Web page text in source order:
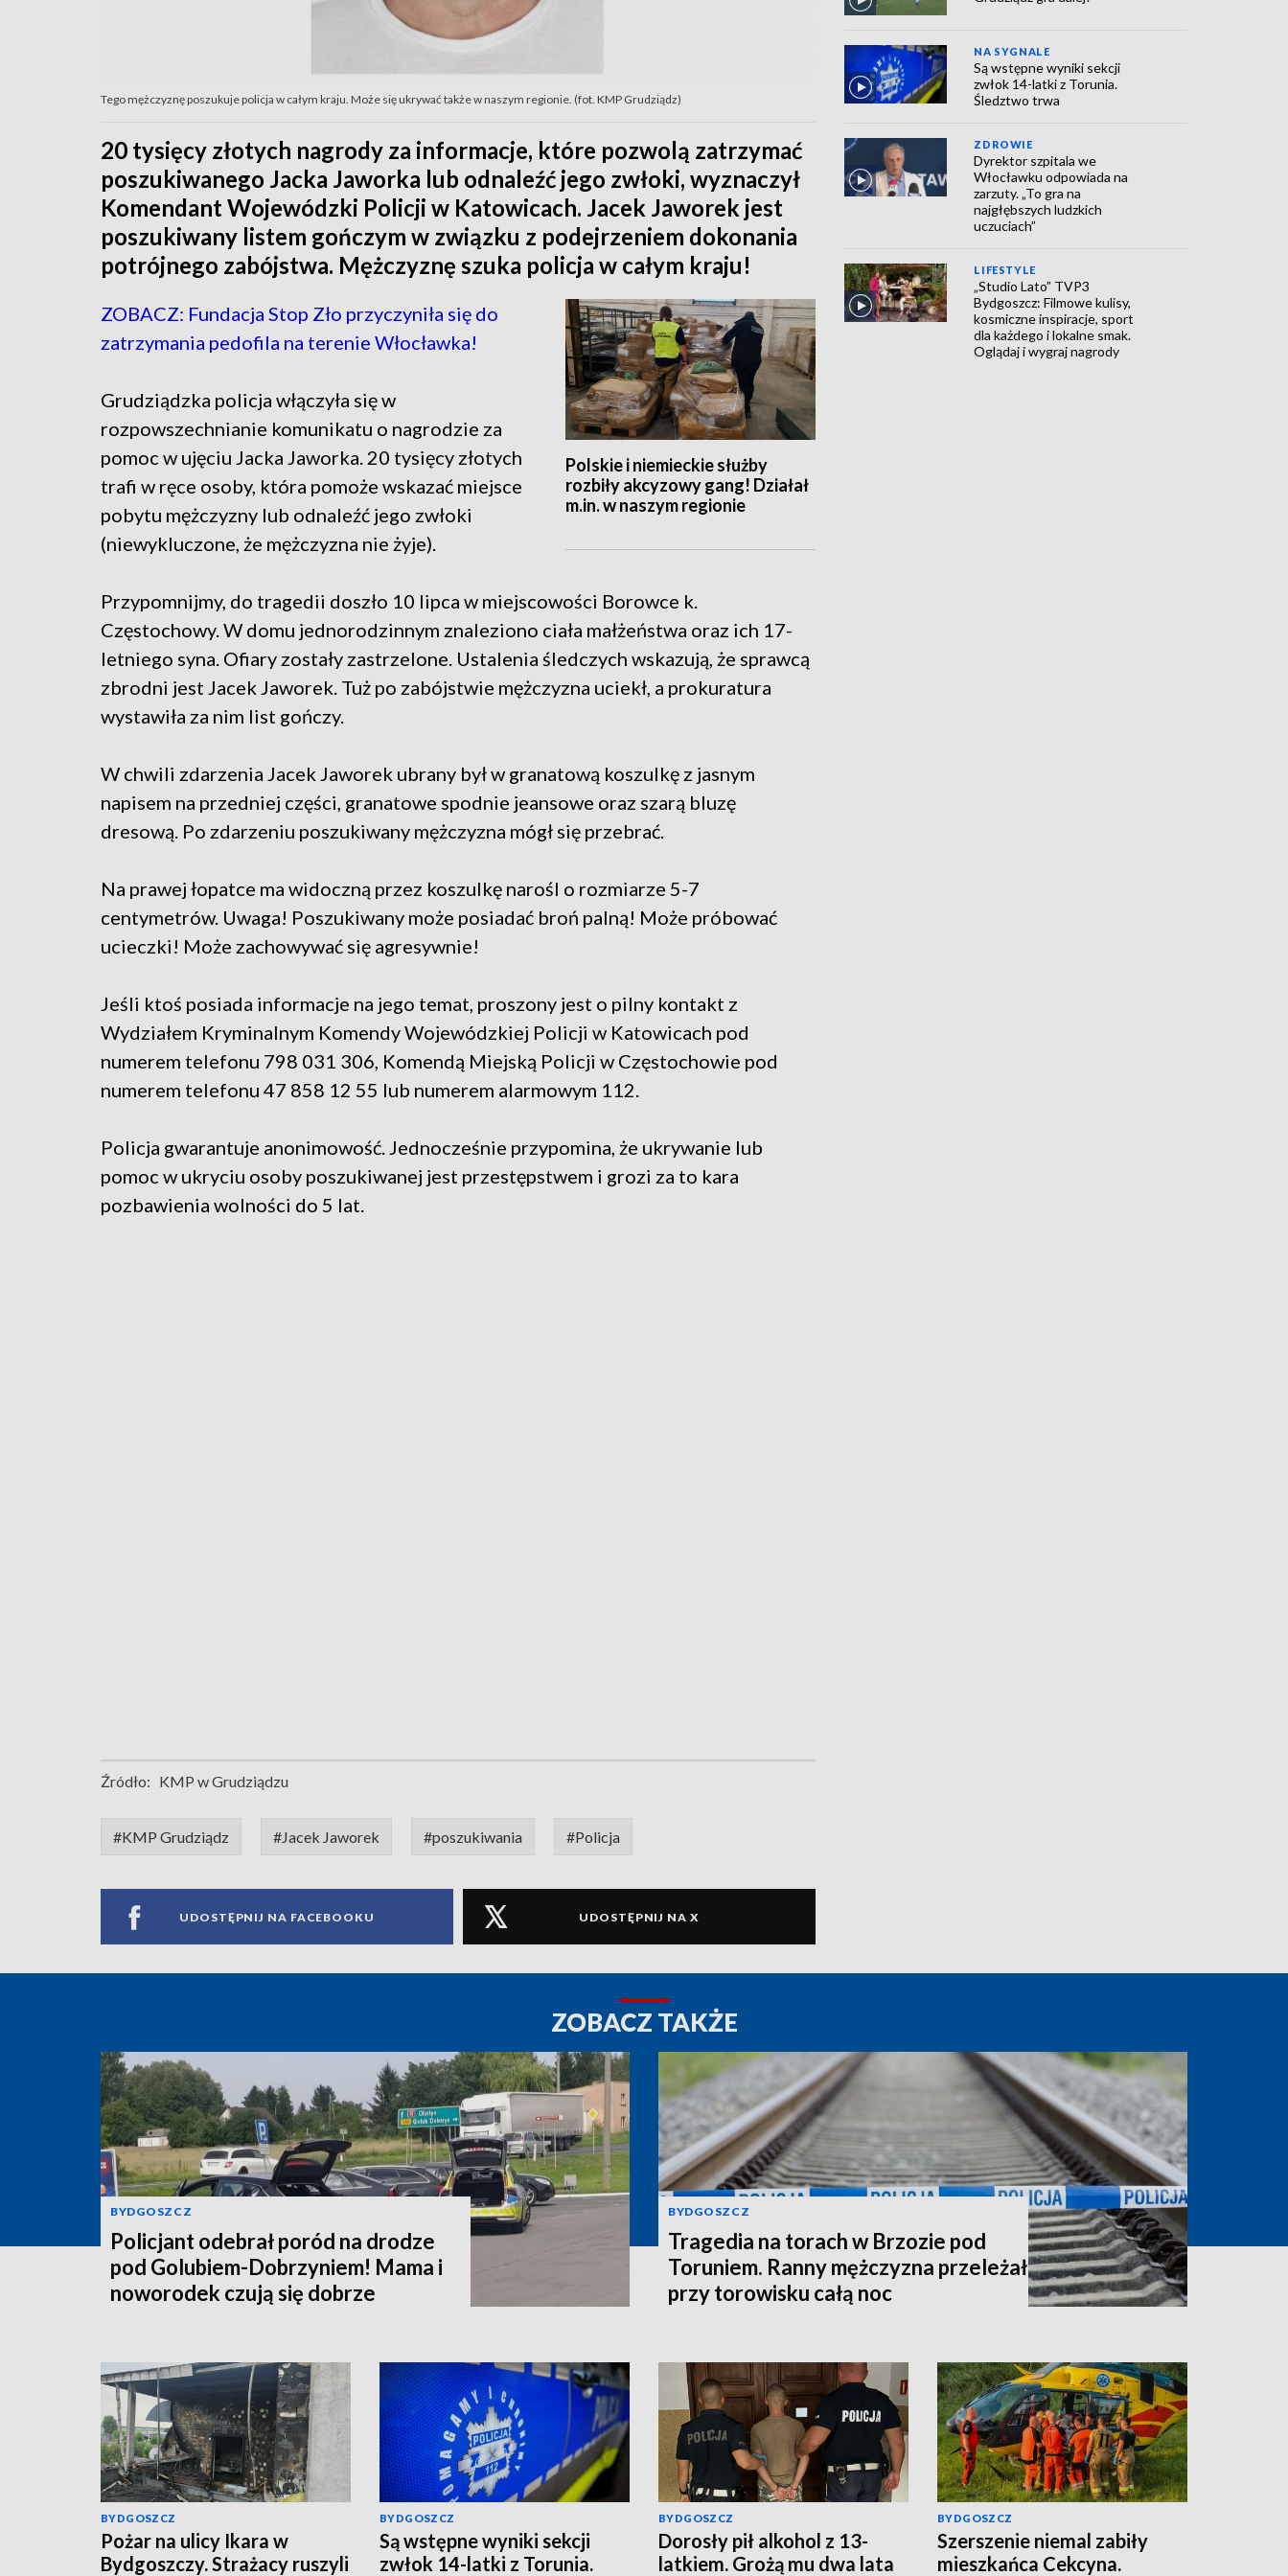
Tego mężczyznę poszukuje policja w całym kraju. Może się ukrywać także w naszym regionie. (fot. KMP Grudziądz)
20 tysięcy złotych nagrody za informacje, które pozwolą zatrzymać
poszukiwanego Jacka Jaworka lub odnaleźć jego zwłoki, wyznaczył
Komendant Wojewódzki Policji w Katowicach. Jacek Jaworek jest
poszukiwany listem gończym w związku z podejrzeniem dokonania
potrójnego zabójstwa. Mężczyznę szuka policja w całym kraju!
Polskie i niemieckie służby
rozbiły akcyzowy gang! Działał
m.in. w naszym regionie
ZOBACZ: Fundacja Stop Zło przyczyniła się do
zatrzymania pedofila na terenie Włocławka!
Grudziądzka policja włączyła się w
rozpowszechnianie komunikatu o nagrodzie za
pomoc w ujęciu Jacka Jaworka. 20 tysięcy złotych
trafi w ręce osoby, która pomoże wskazać miejsce
pobytu mężczyzny lub odnaleźć jego zwłoki
(niewykluczone, że mężczyzna nie żyje).
Przypomnijmy, do tragedii doszło 10 lipca w miejscowości Borowce k.
Częstochowy. W domu jednorodzinnym znaleziono ciała małżeństwa oraz ich 17-
letniego syna. Ofiary zostały zastrzelone. Ustalenia śledczych wskazują, że sprawcą
zbrodni jest Jacek Jaworek. Tuż po zabójstwie mężczyzna uciekł, a prokuratura
wystawiła za nim list gończy.
W chwili zdarzenia Jacek Jaworek ubrany był w granatową koszulkę z jasnym
napisem na przedniej części, granatowe spodnie jeansowe oraz szarą bluzę
dresową. Po zdarzeniu poszukiwany mężczyzna mógł się przebrać.
Na prawej łopatce ma widoczną przez koszulkę narośl o rozmiarze 5-7
centymetrów. Uwaga! Poszukiwany może posiadać broń palną! Może próbować
ucieczki! Może zachowywać się agresywnie!
Jeśli ktoś posiada informacje na jego temat, proszony jest o pilny kontakt z
Wydziałem Kryminalnym Komendy Wojewódzkiej Policji w Katowicach pod
numerem telefonu 798 031 306, Komendą Miejską Policji w Częstochowie pod
numerem telefonu 47 858 12 55 lub numerem alarmowym 112.
Policja gwarantuje anonimowość. Jednocześnie przypomina, że ukrywanie lub
pomoc w ukryciu osoby poszukiwanej jest przestępstwem i grozi za to kara
pozbawienia wolności do 5 lat.
Źródło: KMP w Grudziądzu
#KMP Grudziądz #Jacek Jaworek #poszukiwania #Policja
UDOSTĘPNIJ NA FACEBOOKU UDOSTĘPNIJ NA X
NA SYGNALE
Są wstępne wyniki sekcji
zwłok 14-latki z Torunia.
Śledztwo trwa
ZDROWIE
Dyrektor szpitala we
Włocławku odpowiada na
zarzuty. „To gra na
najgłębszych ludzkich
uczuciach”
LIFESTYLE
„Studio Lato” TVP3
Bydgoszcz: Filmowe kulisy,
kosmiczne inspiracje, sport
dla każdego i lokalne smak.
Oglądaj i wygraj nagrody
ZOBACZ TAKŻE
BYDGOSZCZ
Policjant odebrał poród na drodze
pod Golubiem-Dobrzyniem! Mama i
noworodek czują się dobrze
BYDGOSZCZ
Tragedia na torach w Brzozie pod
Toruniem. Ranny mężczyzna przeleżał
przy torowisku całą noc
BYDGOSZCZ
Pożar na ulicy Ikara w
Bydgoszczy. Strażacy ruszyli
BYDGOSZCZ
Są wstępne wyniki sekcji
zwłok 14-latki z Torunia.
BYDGOSZCZ
Dorosły pił alkohol z 13-
latkiem. Grożą mu dwa lata
BYDGOSZCZ
Szerszenie niemal zabiły
mieszkańca Cekcyna.